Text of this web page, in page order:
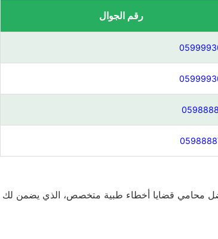
رقم الجوال
افضل محامي قضايا أخطاء طبية متخصص، الذي يضمن لك